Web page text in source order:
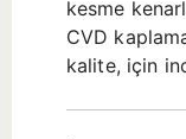
kesme
CVD
kalite, için